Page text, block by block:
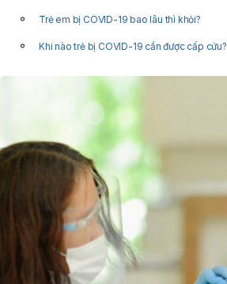
Trẻ em bị COVID-19 bao lâu thì khỏi?
Khi nào trẻ bị COVID-19 cần được cấp cứu?